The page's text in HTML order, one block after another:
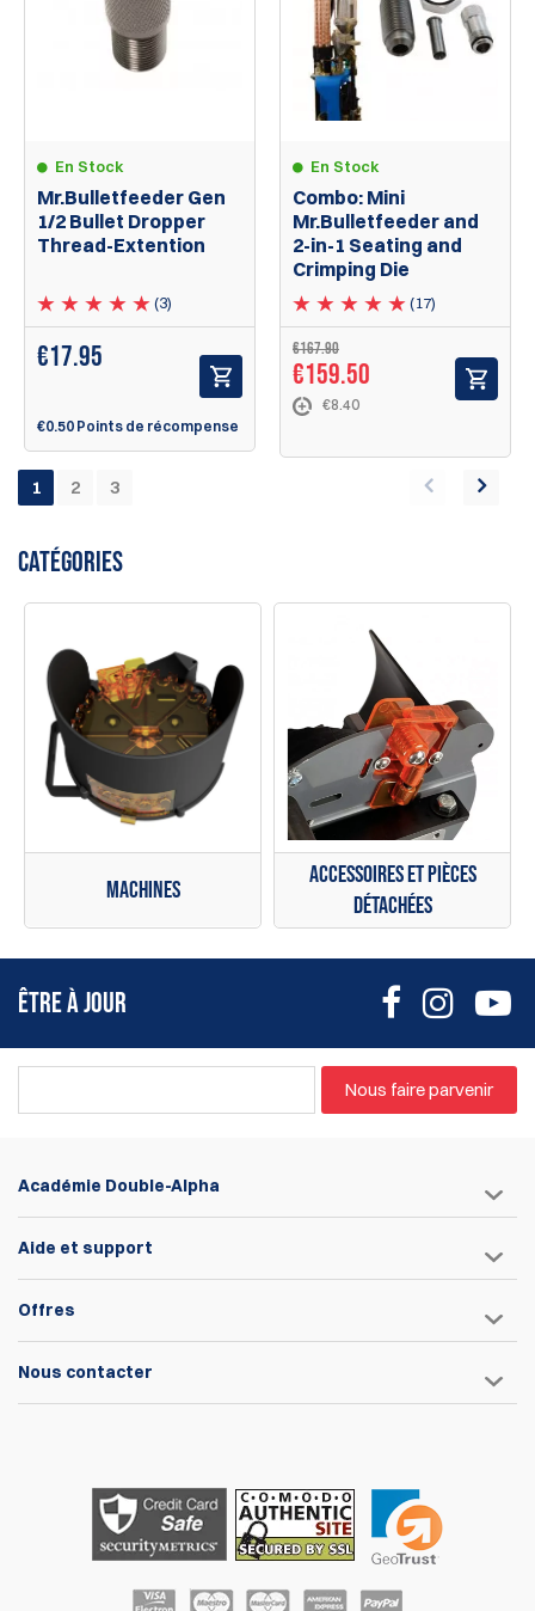
En Stock
Mr.Bulletfeeder Gen
1/2 Bullet Dropper
Thread-Extention
(3)
€17.95
€0.50 Points de récompense
En Stock
Combo: Mini
Mr.Bulletfeeder and
2-in-1 Seating and
Crimping Die
(17)
€167.90
€159.50
€8.40
1 2 3
CATÉGORIES
Machines
Accessoires et pièces
détachées
ÊTRE À JOUR
Nous faire parvenir
Académie Double-Alpha
Aide et support
Offres
Nous contacter